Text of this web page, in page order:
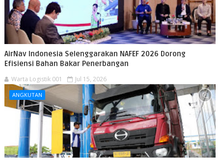
AirNav Indonesia Selenggarakan NAFEF 2026 Dorong
Efisiensi Bahan Bakar Penerbangan
Warta Logistik 001 Jul 15, 2026
ANGKUTAN